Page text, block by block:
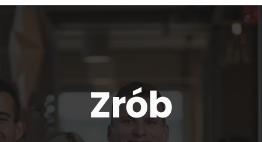
Zrób